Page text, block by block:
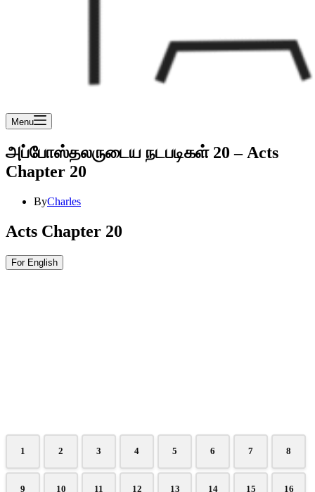
Menu
அப்போஸ்தலருடைய நடபடிகள் 20 – Acts
Chapter 20
ByCharles
Acts Chapter 20
For English
1 2 3 4 5 6 7 8
9 10 11 12 13 14 15 16